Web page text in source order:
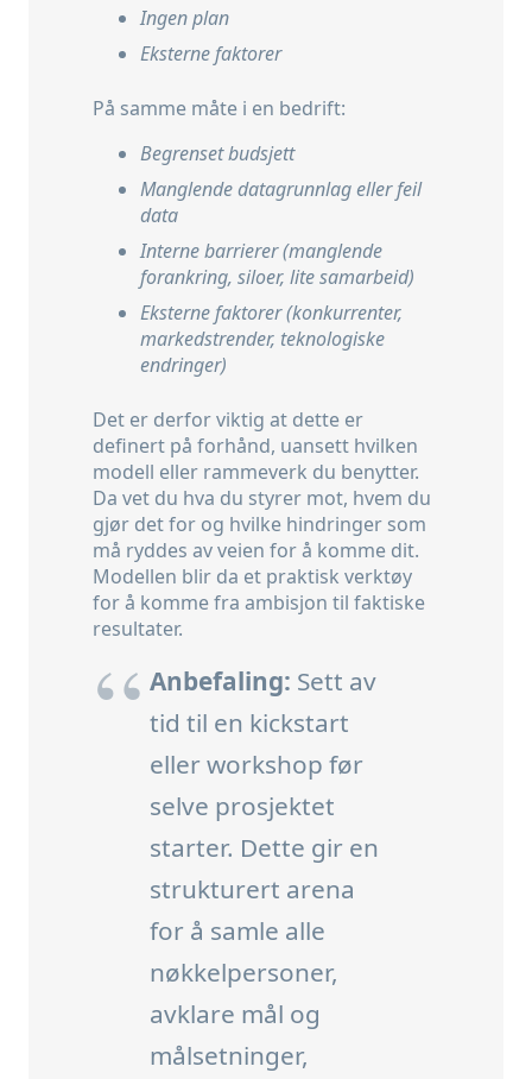
Ingen plan
Eksterne faktorer
På samme måte i en bedrift:
Begrenset budsjett
Manglende datagrunnlag eller feil
data
Interne barrierer (manglende
forankring, siloer, lite samarbeid)
Eksterne faktorer (konkurrenter,
markedstrender, teknologiske
endringer)
Det er derfor viktig at dette er
definert på forhånd, uansett hvilken
modell eller rammeverk du benytter.
Da vet du hva du styrer mot, hvem du
gjør det for og hvilke hindringer som
må ryddes av veien for å komme dit.
Modellen blir da et praktisk verktøy
for å komme fra ambisjon til faktiske
resultater.
Anbefaling: Sett av
tid til en kickstart
eller workshop før
selve prosjektet
starter. Dette gir en
strukturert arena
for å samle alle
nøkkelpersoner,
avklare mål og
målsetninger,